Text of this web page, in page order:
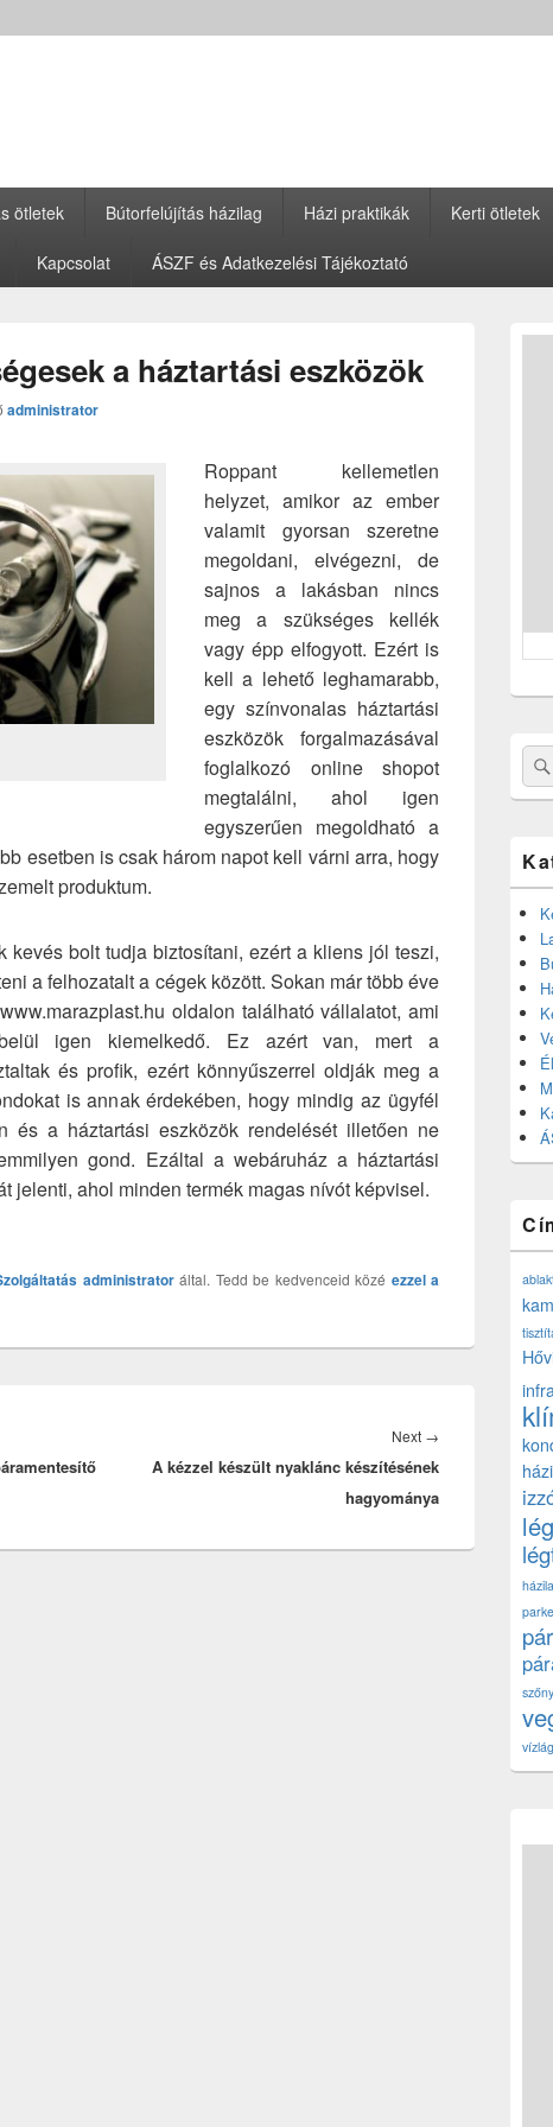
ötletek Bútorfelújítás házilag Házi praktikák Kerti ötletek
Kapcsolat ÁSZF és Adatkezelési Tájékoztató
a háztartási eszközök
administrator
Roppant kellemetlen
helyzet, amikor az ember
valamit gyorsan szeretne
megoldani, elvégezni, de
sajnos a lakásban nincs
meg a szükséges kellék
vagy épp elfogyott. Ezért is
kell a lehető leghamarabb,
egy színvonalas háztartási
eszközök forgalmazásával
foglalkozó online shopot
megtalálni, ahol igen
egyszerűen megoldható a
esetben is csak három napot kell várni arra, hogy
produktum.
kevés bolt tudja biztosítani, ezért a kliens jól teszi,
a felhozatalt a cégek között. Sokan már több éve
oldalon található vállalatot, ami
igen kiemelkedő. Ez azért van, mert a
és profik, ezért könnyűszerrel oldják meg a
is annak érdekében, hogy mindig az ügyfél
és a háztartási eszközök rendelését illetően ne
gond. Ezáltal a webáruház a háztartási
jelenti, ahol minden termék magas nívót képvisel.
administratoráltal. Tedd be kedvenceid közé ezzel a
Next →
post:
A kézzel készült nyaklánc készítésének
hagyománya
for: